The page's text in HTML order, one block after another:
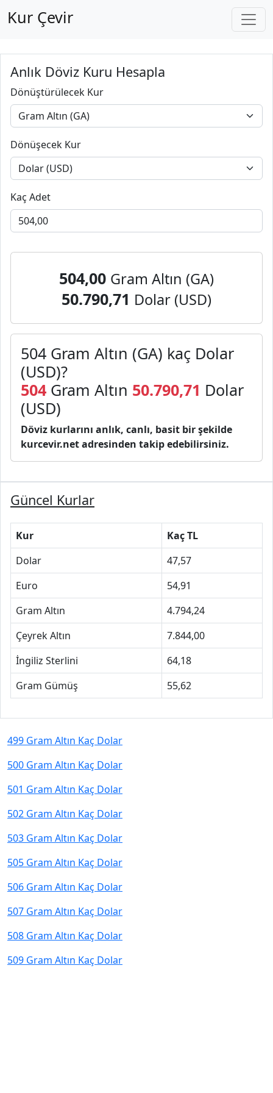
Kur Çevir
Anlık Döviz Kuru Hesapla
Dönüştürülecek Kur
Dönüşecek Kur
Kaç Adet
504,00 Gram Altın (GA)
50.790,71 Dolar (USD)
504 Gram Altın (GA) kaç Dolar
(USD)?
504 Gram Altın 50.790,71 Dolar
(USD)
Döviz kurlarını anlık, canlı, basit bir şekilde
kurcevir.net adresinden takip edebilirsiniz.
Güncel Kurlar
Kur
Kaç TL
Dolar
47,57
Euro
54,91
Gram Altın
4.794,24
Çeyrek Altın
7.844,00
İngiliz Sterlini
64,18
Gram Gümüş
55,62
499 Gram Altın Kaç Dolar
500 Gram Altın Kaç Dolar
501 Gram Altın Kaç Dolar
502 Gram Altın Kaç Dolar
503 Gram Altın Kaç Dolar
505 Gram Altın Kaç Dolar
506 Gram Altın Kaç Dolar
507 Gram Altın Kaç Dolar
508 Gram Altın Kaç Dolar
509 Gram Altın Kaç Dolar